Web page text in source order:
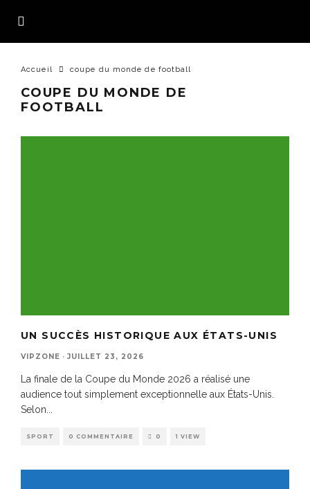
Accueil coupe du monde de football
COUPE DU MONDE DE
FOOTBALL
UN SUCCÈS HISTORIQUE AUX ÉTATS-UNIS
VIPZONE · JUILLET 23, 2026
La finale de la Coupe du Monde 2026 a réalisé une
audience tout simplement exceptionnelle aux États-Unis.
Selon
SPORT 0 COMMENTAIRE 0 1 VIEW